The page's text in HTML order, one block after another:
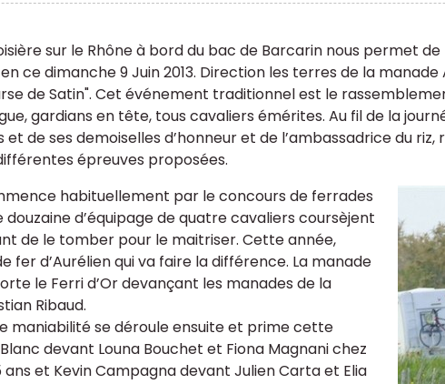
sur le Rhône à bord du bac de Barcarin nous permet
ce dimanche 9 Juin 2013. Direction les terres de la manade
de Satin". Cet événement traditionnel est le
gardians en tête, tous cavaliers émérites. Au fil de la
et de ses demoiselles d’honneur et de l’ambassadrice du
épreuves proposées.
habituellement par le concours de ferrades
douzaine d’équipage de quatre cavaliers coursèjent
de le tomber pour le maitriser. Cette année,
fer d’Aurélien qui va faire la différence. La manade
le Ferri d’Or devançant les manades de la
Ribaud.
maniabilité se déroule ensuite et prime cette
devant Louna Bouchet et Fiona Magnani chez
ans et Kevin Campagna devant Julien Carta et Elia